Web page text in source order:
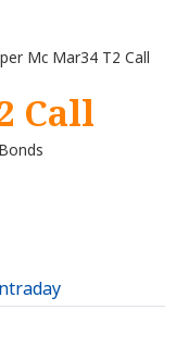
Mc Mar34 T2 Call
Call